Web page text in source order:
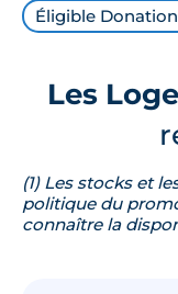
Éligible
Les
(1) Les stocks et
politique du
connaître la